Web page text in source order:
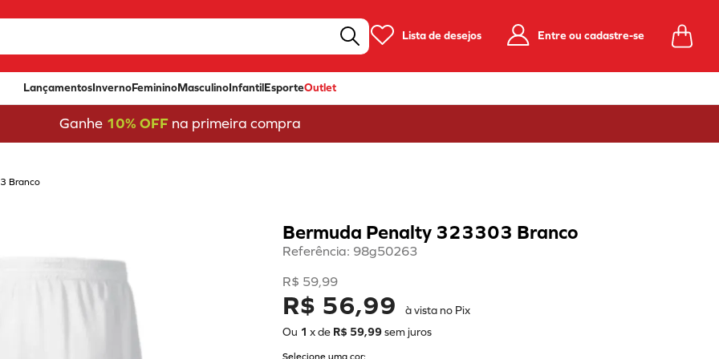
Lista de desejos Entre ou cadastre-se
LançamentosInvernoFemininoMasculinoInfantilEsporteOutlet
Ganhe 10% OFFna primeira compra
Branco
Bermuda Penalty 323303 Branco
Referência: 98g50263
R$ 59,99
R$ 56,99
à vista no Pix
Ou 1 x de R$ 59,99sem juros
Selecione uma cor: